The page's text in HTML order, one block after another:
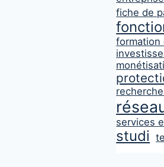
fiche de
formation
services
studi